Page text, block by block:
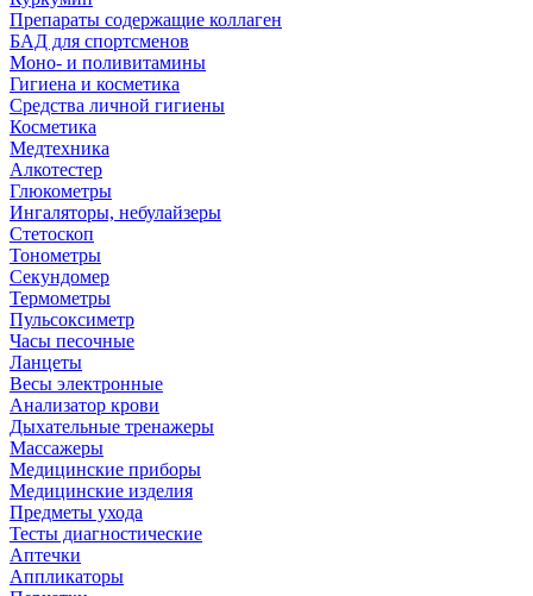
Препараты содержащие коллаген
БАД для спортсменов
Моно- и поливитамины
Гигиена и косметика
Средства личной гигиены
Косметика
Медтехника
Алкотестер
Глюкометры
Ингаляторы, небулайзеры
Стетоскоп
Тонометры
Секундомер
Термометры
Пульсоксиметр
Часы песочные
Ланцеты
Весы электронные
Анализатор крови
Дыхательные тренажеры
Массажеры
Медицинские приборы
Медицинские изделия
Предметы ухода
Тесты диагностические
Аптечки
Аппликаторы